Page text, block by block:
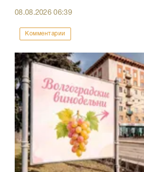
08.08.202606:39
Комментарии